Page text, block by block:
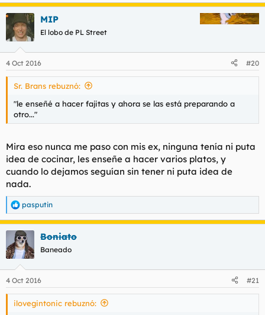
MIP
El lobo de PL Street
4 Oct 2016 #20
Sr. Brans rebuznó:
"le enseñé a hacer fajitas y ahora se las está preparando a
otro..."
Mira eso nunca me paso con mis ex, ninguna tenía ni puta
idea de cocinar, les enseñe a hacer varios platos, y
cuando lo dejamos seguían sin tener ni puta idea de
nada.
R
e
a
c
i
e
s
pasputin
Boniato
Baneado
4 Oct 2016 #21
ilovegintonic rebuznó: